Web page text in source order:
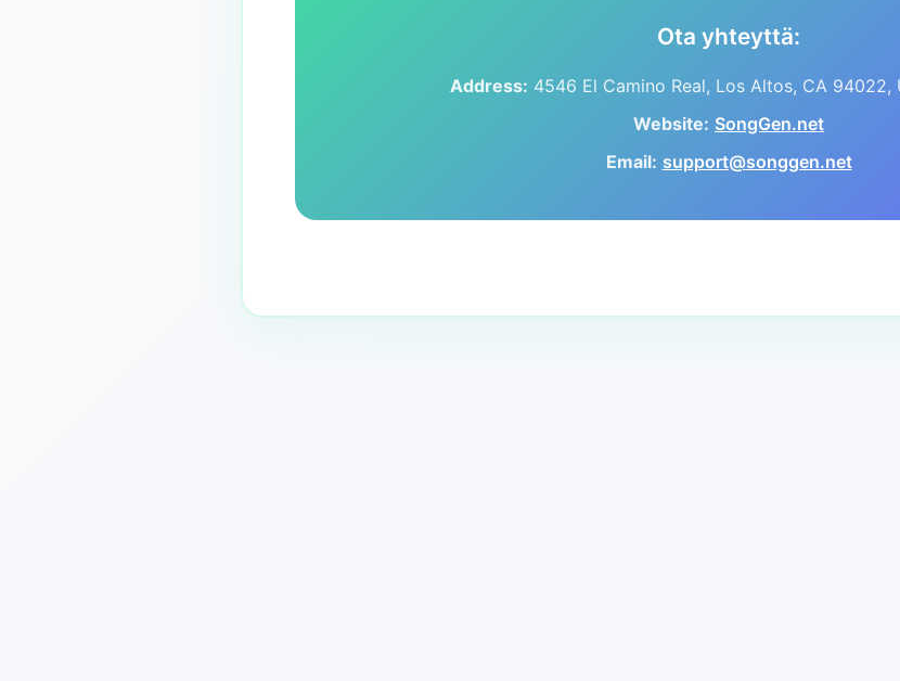
Ota yhteyttä:
Address: 4546 El Camino Real, Los Altos, CA 94022,
Website: SongGen.net
Email: support@songgen.net